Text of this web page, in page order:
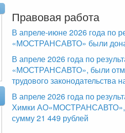
Правовая работа
В апреле-июне 2026 года по
«МОСТРАНСАВТО» были
В апреле 2026 года по
«МОСТРАНСАВТО», были
трудового
В апреле 2026 года по
Химки АО«МОСТРАНСАВТО»,
сумму 21 449 рублей